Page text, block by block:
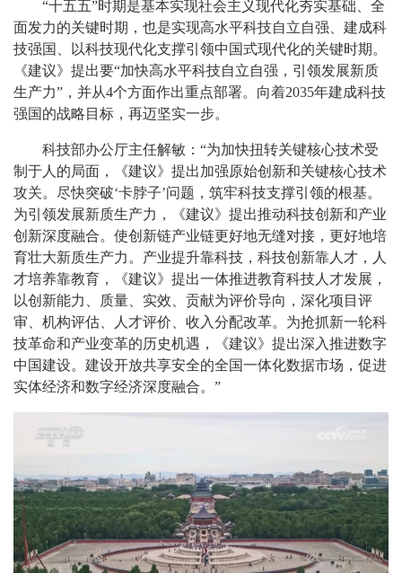
“十五五”时期是基本实现社会主义现代化夯实基础、全
面发力的关键时期，也是实现高水平科技自立自强、建成科
技强国、以科技现代化支撑引领中国式现代化的关键时期。
《建议》提出要“加快高水平科技自立自强，引领发展新质
生产力”，并从4个方面作出重点部署。向着2035年建成科技
强国的战略目标，再迈坚实一步。
科技部办公厅主任解敏：“为加快扭转关键核心技术受
制于人的局面，《建议》提出加强原始创新和关键核心技术
攻关。尽快突破‘卡脖子’问题，筑牢科技支撑引领的根基。
为引领发展新质生产力，《建议》提出推动科技创新和产业
创新深度融合。使创新链产业链更好地无缝对接，更好地培
育壮大新质生产力。产业提升靠科技，科技创新靠人才，人
才培养靠教育，《建议》提出一体推进教育科技人才发展，
以创新能力、质量、实效、贡献为评价导向，深化项目评
审、机构评估、人才评价、收入分配改革。为抢抓新一轮科
技革命和产业变革的历史机遇，《建议》提出深入推进数字
中国建设。建设开放共享安全的全国一体化数据市场，促进
实体经济和数字经济深度融合。”